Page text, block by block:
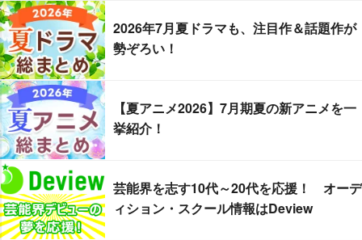
2026年7月夏ドラマも、注目作＆話題作が
勢ぞろい！
【夏アニメ2026】7月期夏の新アニメを一
挙紹介！
芸能界を志す10代～20代を応援！ オーデ
ィション・スクール情報はDeview